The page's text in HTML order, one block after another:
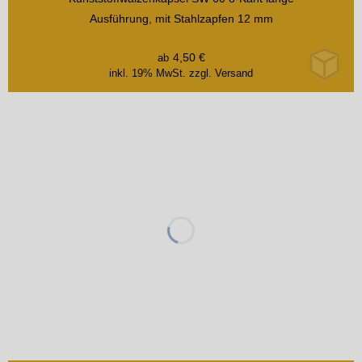
Ausführung, mit Stahlzapfen 12 mm
inkl. 19% MwSt. zzgl. Versand
ab 4,50€